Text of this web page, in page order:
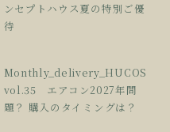
ンセプトハウス夏の特別ご優
待
Monthly_delivery_HUCOS
vol.35 エアコン2027年問
題？ 購入のタイミングは？